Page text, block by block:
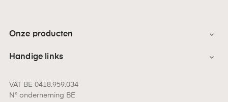
Onze producten 
Handige links 
VAT BE 0418.959.034
N° onderneming BE